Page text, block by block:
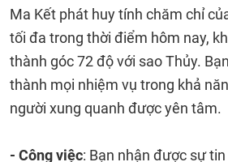
Ma Kết phát huy tính chăm chỉ
tối đa trong thời điểm hôm nay,
thành góc 72 độ với sao Thủy.
thành mọi nhiệm vụ trong khả
người xung quanh được yên tâm.
- Công việc: Bạn nhận được sự